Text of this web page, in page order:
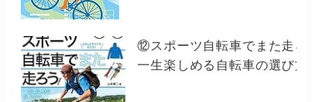
⑫スポーツ自転車でまた走ろ
一生楽しめる自転車の選び方